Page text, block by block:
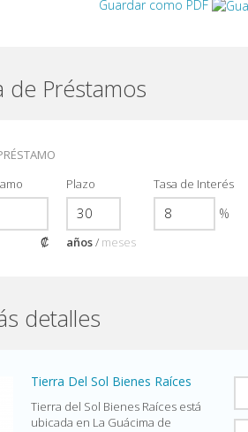
Guardar como PDF
de Préstamos
₡
Plazo
años/ meses
Tasa de Interés
%
detalles
Tierra Del Sol Bienes Raíces
Tierra del Sol Bienes Raíces está
ubicada en La Guácima de